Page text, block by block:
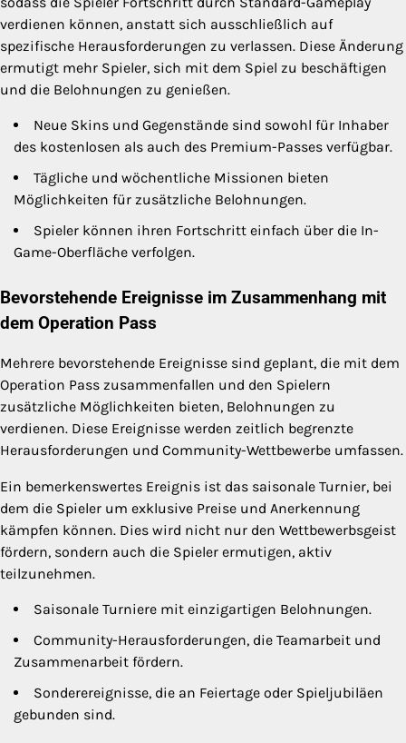
verdienen können, anstatt sich ausschließlich auf
spezifische Herausforderungen zu verlassen. Diese Änderung
ermutigt mehr Spieler, sich mit dem Spiel zu beschäftigen
und die Belohnungen zu genießen.
Neue Skins und Gegenstände sind sowohl für Inhaber
des kostenlosen als auch des Premium-Passes verfügbar.
Tägliche und wöchentliche Missionen bieten
Möglichkeiten für zusätzliche Belohnungen.
Spieler können ihren Fortschritt einfach über die In-
Game-Oberfläche verfolgen.
Bevorstehende Ereignisse im Zusammenhang mit
dem Operation Pass
Mehrere bevorstehende Ereignisse sind geplant, die mit dem
Operation Pass zusammenfallen und den Spielern
zusätzliche Möglichkeiten bieten, Belohnungen zu
verdienen. Diese Ereignisse werden zeitlich begrenzte
Herausforderungen und Community-Wettbewerbe umfassen.
Ein bemerkenswertes Ereignis ist das saisonale Turnier, bei
dem die Spieler um exklusive Preise und Anerkennung
kämpfen können. Dies wird nicht nur den Wettbewerbsgeist
fördern, sondern auch die Spieler ermutigen, aktiv
teilzunehmen.
Saisonale Turniere mit einzigartigen Belohnungen.
Community-Herausforderungen, die Teamarbeit und
Zusammenarbeit fördern.
Sonderereignisse, die an Feiertage oder Spieljubiläen
gebunden sind.